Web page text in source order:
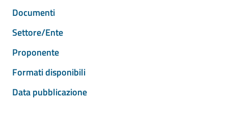
Documenti
Settore/Ente
Proponente
Formati disponibili
Data pubblicazione